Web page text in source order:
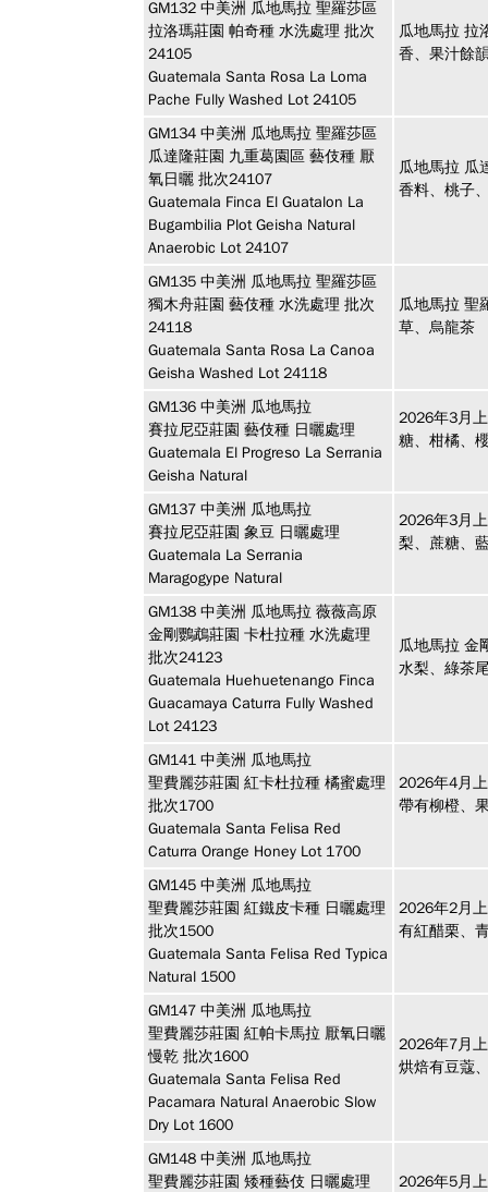
GM132 中美洲 瓜地馬拉 聖羅莎區
拉洛瑪莊園 帕奇種 水洗處理 批次
24105
Guatemala Santa Rosa La Loma
Pache Fully Washed Lot 24105
瓜地馬拉 拉
香、果汁餘
GM134 中美洲 瓜地馬拉 聖羅莎區
瓜達隆莊園 九重葛園區 藝伎種 厭
氧日曬 批次24107
Guatemala Finca El Guatalon La
Bugambilia Plot Geisha Natural
Anaerobic Lot 24107
瓜地馬拉 瓜
香料、桃子
GM135 中美洲 瓜地馬拉 聖羅莎區
獨木舟莊園 藝伎種 水洗處理 批次
24118
Guatemala Santa Rosa La Canoa
Geisha Washed Lot 24118
瓜地馬拉 聖
草、烏龍茶
GM136 中美洲 瓜地馬拉
賽拉尼亞莊園 藝伎種 日曬處理
Guatemala El Progreso La Serrania
Geisha Natural
2026年3月
糖、柑橘、
GM137 中美洲 瓜地馬拉
賽拉尼亞莊園 象豆 日曬處理
Guatemala La Serrania
Maragogype Natural
2026年3月
梨、蔗糖、
GM138 中美洲 瓜地馬拉 薇薇高原
金剛鸚鵡莊園 卡杜拉種 水洗處理
批次24123
Guatemala Huehuetenango Finca
Guacamaya Caturra Fully Washed
Lot 24123
瓜地馬拉 金
水梨、綠茶
GM141 中美洲 瓜地馬拉
聖費麗莎莊園 紅卡杜拉種 橘蜜處理
批次1700
Guatemala Santa Felisa Red
Caturra Orange Honey Lot 1700
2026年4月
帶有柳橙、
GM145 中美洲 瓜地馬拉
聖費麗莎莊園 紅鐵皮卡種 日曬處理
批次1500
Guatemala Santa Felisa Red Typica
Natural 1500
2026年2月
有紅醋栗、
GM147 中美洲 瓜地馬拉
聖費麗莎莊園 紅帕卡馬拉 厭氧日曬
慢乾 批次1600
Guatemala Santa Felisa Red
Pacamara Natural Anaerobic Slow
Dry Lot 1600
2026年7月
烘焙有豆蔻
GM148 中美洲 瓜地馬拉
聖費麗莎莊園 矮種藝伎 日曬處理
2026年5月